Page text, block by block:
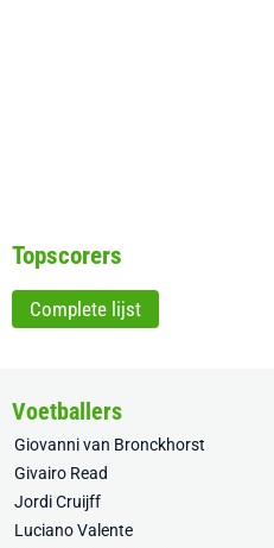
Topscorers
Complete lijst
Voetballers
Giovanni van Bronckhorst
Givairo Read
Jordi Cruijff
Luciano Valente